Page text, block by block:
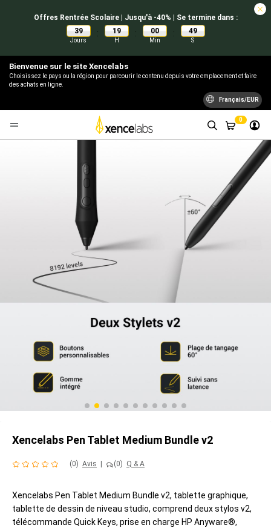
Offres Rentrée Scolaire | Jusqu'à -40% | Se termine dans :
39
Jours
: 19
H
: 00
Min
: 48
S
Bienvenue sur le site Xencelabs
Choisissez le pays ou la région pour parcourir le contenu depuis votre emplacement et faire
des achats en ligne.
Français/EUR
0
Xencelabs Pen Tablet Medium Bundle v2
(0) Avis (0) Q & A
Xencelabs Pen Tablet Medium Bundle v2, tablette graphique,
tablette de dessin de niveau studio, comprend deux stylos v2,
télécommande Quick Keys, prise en charge HP Anyware®,